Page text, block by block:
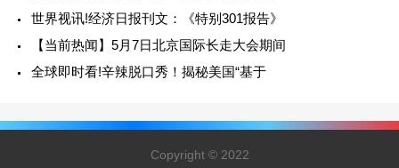
世界视讯!经济日报刊文：《特别301报告》
【当前热闻】5月7日北京国际长走大会期间
全球即时看!辛辣脱口秀！揭秘美国“基于
Copyright © 2022